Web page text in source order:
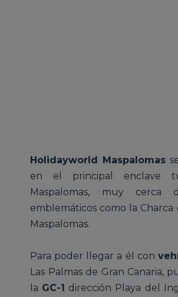
Holidayworld Maspalomas
en el principal enclave
Maspalomas, muy cerca
emblemáticos como la Charca
Maspalomas.
Para poder llegar a él con
Las Palmas de Gran Canaria,
la GC-1 dirección Playa del